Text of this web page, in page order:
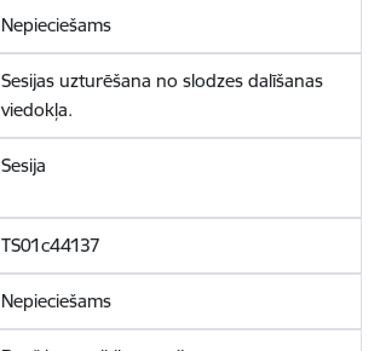
Nepieciešams
Sesijas uzturēšana no slodzes dalīšanas
viedokļa.
Sesija
TS01c44137
Nepieciešams